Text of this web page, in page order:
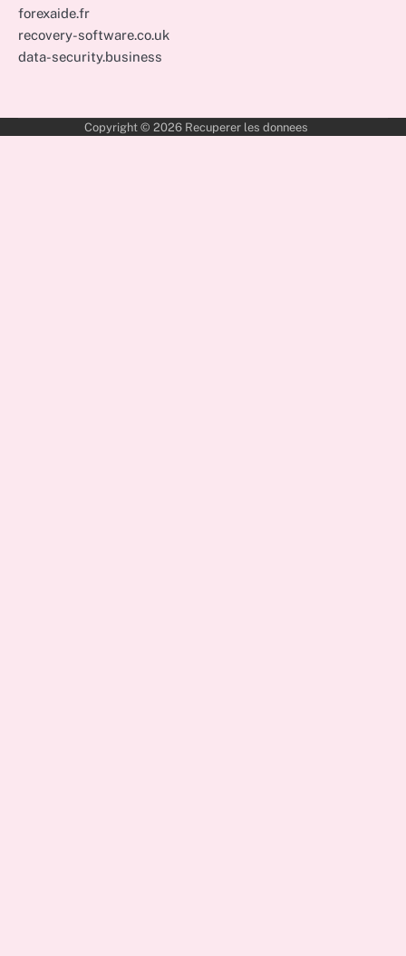
forexaide.fr
recovery-software.co.uk
data-security.business
Copyright © 2026 Recuperer les donnees